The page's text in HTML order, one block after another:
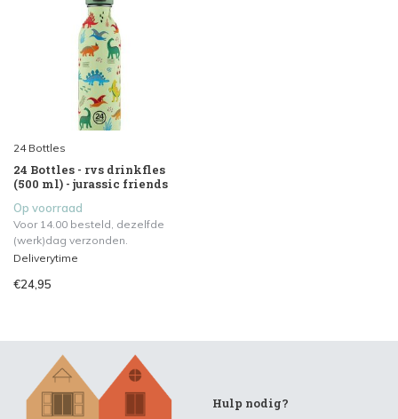
24 Bottles
24 Bottles - rvs drinkfles
(500 ml) - jurassic friends
Op voorraad
Voor 14.00 besteld, dezelfde
(werk)dag verzonden.
Deliverytime
€24,95
Hulp nodig?